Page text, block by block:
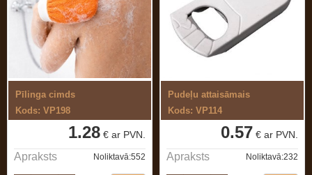
Pīlinga cimds
Kods: VP198
1.28 € ar PVN.
Apraksts Noliktavā:552
Pudeļu attaisāmais
Kods: VP114
0.57 € ar PVN.
Apraksts Noliktavā:232